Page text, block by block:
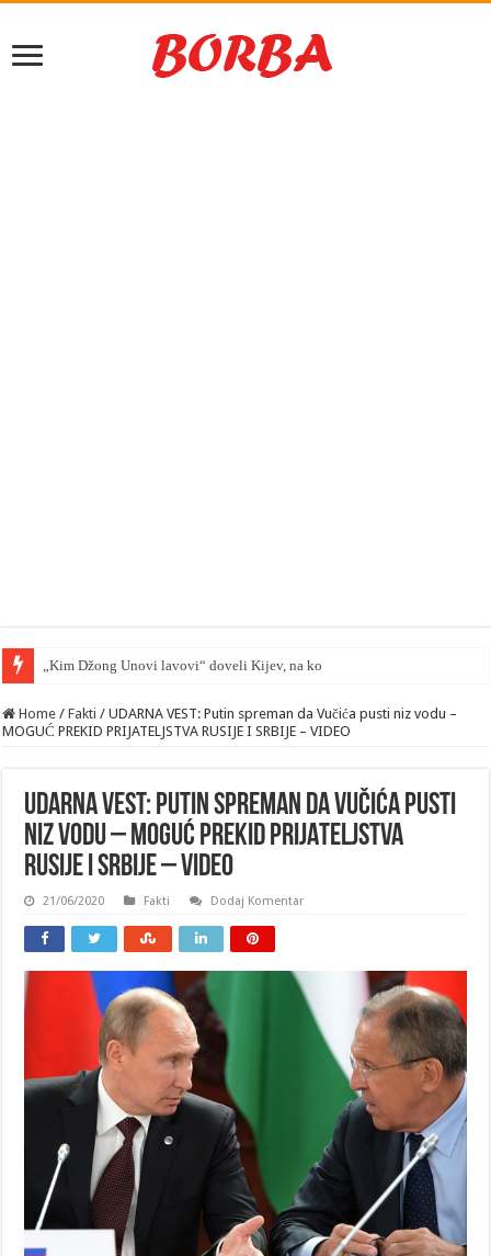
Home / Fakti / UDARNA VEST: Putin spreman da Vučića pusti niz vodu –
MOGUĆ PREKID PRIJATELJSTVA RUSIJE I SRBIJE – VIDEO
UDARNA VEST: Putin spreman da Vučića pusti
niz vodu – MOGUĆ PREKID PRIJATELJSTVA
RUSIJE I SRBIJE – VIDEO
21/06/2020 Fakti Dodaj Komentar